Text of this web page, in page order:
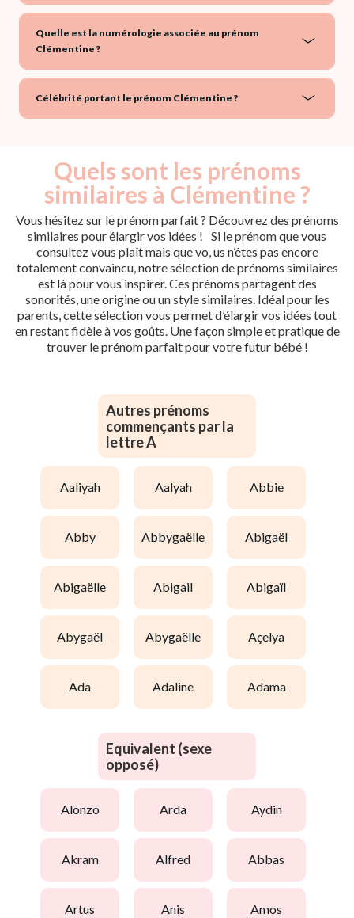
Quelle est la numérologie associée au prénom
Clémentine ?
Célébrité portant le prénom Clémentine ?
Quels sont les prénoms
similaires à Clémentine ?
Vous hésitez sur le prénom parfait ? Découvrez des prénoms
similaires pour élargir vos idées ! Si le prénom que vous
consultez vous plaît mais que vo, us n’êtes pas encore
totalement convaincu, notre sélection de prénoms similaires
est là pour vous inspirer. Ces prénoms partagent des
sonorités, une origine ou un style similaires. Idéal pour les
parents, cette sélection vous permet d’élargir vos idées tout
en restant fidèle à vos goûts. Une façon simple et pratique de
trouver le prénom parfait pour votre futur bébé !
Autres prénoms
commençants par la
lettre A
aaliyah aalyah abbie
abby abbygaëlle abigaël
abigaëlle abigail abigaïl
abygaël abygaëlle açelya
ada adaline adama
Equivalent (sexe
opposé)
alonzo arda aydin
akram alfred abbas
artus anis amos